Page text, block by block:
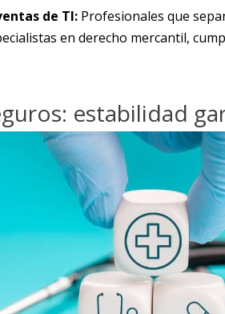
de TI: Profesionales que
en derecho mercantil,
estabilidad